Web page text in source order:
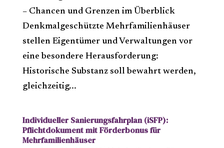
– Chancen und Grenzen im Überblick
Denkmalgeschützte Mehrfamilienhäuser
stellen Eigentümer und Verwaltungen vor
eine besondere Herausforderung:
Historische Substanz soll bewahrt werden,
gleichzeitig...
Individueller Sanierungsfahrplan (iSFP):
Pflichtdokument mit Förderbonus für
Mehrfamilienhäuser